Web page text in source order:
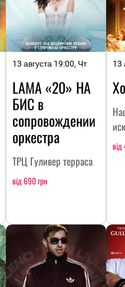
13 августа 19:00, Чт
LAMA «20» НА
БИC в
сопровождении
оркестра
ТРЦ Гуливер терраса
від 690 грн
13